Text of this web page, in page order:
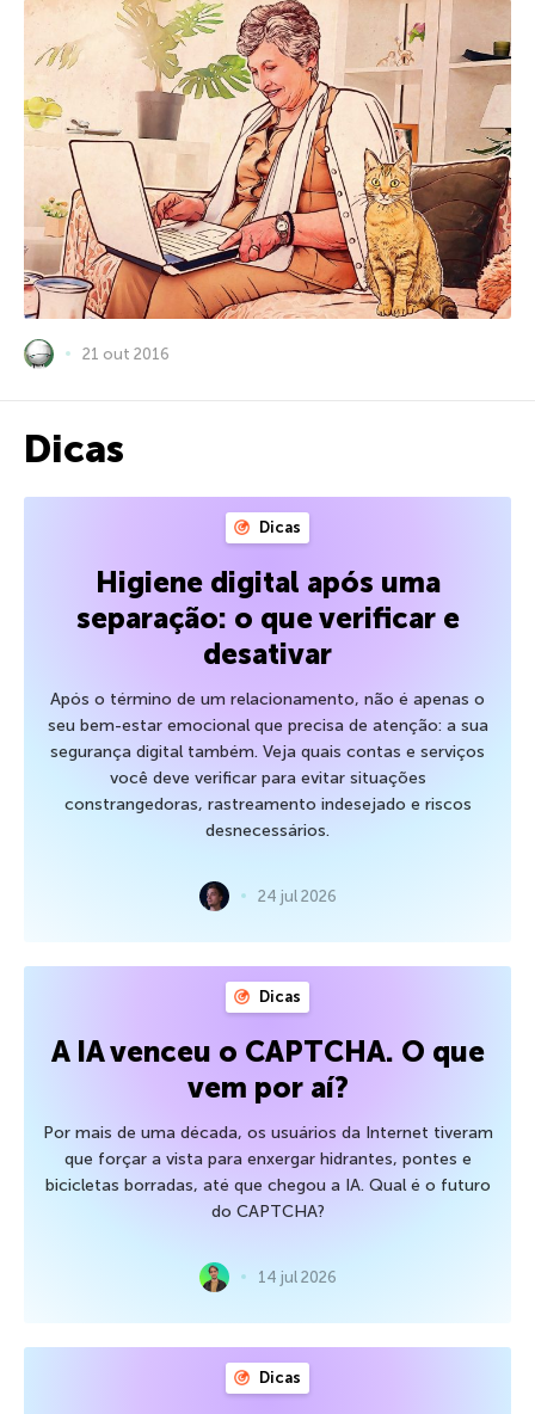
21 out 2016
Dicas
Dicas
Higiene digital após uma
separação: o que verificar e
desativar
Após o término de um relacionamento, não é apenas o
seu bem-estar emocional que precisa de atenção: a sua
segurança digital também. Veja quais contas e serviços
você deve verificar para evitar situações
constrangedoras, rastreamento indesejado e riscos
desnecessários.
24 jul 2026
Dicas
A IA venceu o CAPTCHA. O que
vem por aí?
Por mais de uma década, os usuários da Internet tiveram
que forçar a vista para enxergar hidrantes, pontes e
bicicletas borradas, até que chegou a IA. Qual é o futuro
do CAPTCHA?
14 jul 2026
Dicas